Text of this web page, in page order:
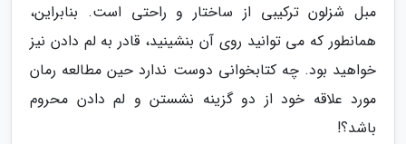
مبل شزلون ترکیبی از ساختار و راحتی است. بنابراین،
همانطور که می توانید روی آن بنشینید، قادر به لم دادن نیز
خواهید بود. چه کتابخوانی دوست ندارد حین مطالعه رمان
مورد علاقه خود از دو گزینه نشستن و لم دادن محروم
باشد؟!